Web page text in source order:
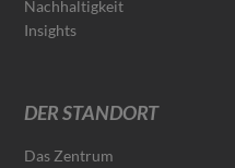
Nachhaltigkeit
Insights
DER STANDORT
Das Zentrum